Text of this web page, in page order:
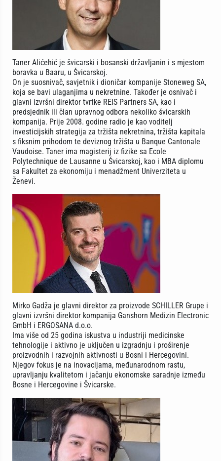
Taner Alićehić je švicarski i bosanski državljanin i s mjestom
boravka u Baaru, u Švicarskoj.
On je suosnivač, savjetnik i dioničar kompanije Stoneweg SA,
koja se bavi ulaganjima u nekretnine. Također je osnivač i
glavni izvršni direktor tvrtke REIS Partners SA, kao i
predsjednik ili član upravnog odbora nekoliko švicarskih
kompanija. Prije 2008. godine radio je kao voditelj
investicijskih strategija za tržišta nekretnina, tržišta kapitala
s fiksnim prihodom te deviznog tržišta u Banque Cantonale
Vaudoise. Taner ima magisterij iz fizike sa Ecole
Polytechnique de Lausanne u Švicarskoj, kao i MBA diplomu
sa Fakultet za ekonomiju i menadžment Univerziteta u
Ženevi.
Mirko Gadža je glavni direktor za proizvode SCHILLER Grupe i
glavni izvršni direktor kompanija Ganshorn Medizin Electronic
GmbH i ERGOSANA d.o.o.
Ima više od 25 godina iskustva u industriji medicinske
tehnologije i aktivno je uključen u izgradnju i proširenje
proizvodnih i razvojnih aktivnosti u Bosni i Hercegovini.
Njegov fokus je na inovacijama, međunarodnom rastu,
upravljanju kvalitetom i jačanju ekonomske saradnje između
Bosne i Hercegovine i Švicarske.